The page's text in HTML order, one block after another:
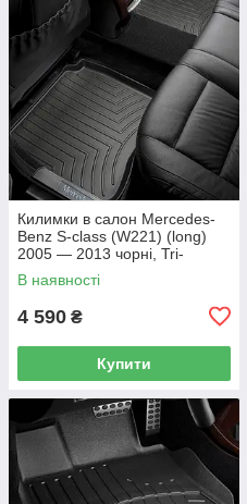
Килимки в салон Mercedes-
Benz S-class (W221) (long)
2005 — 2013 чорні, Tri-
Extruded (WeatherTech) —
другий ряд
В наявності
4 590 ₴
Купити